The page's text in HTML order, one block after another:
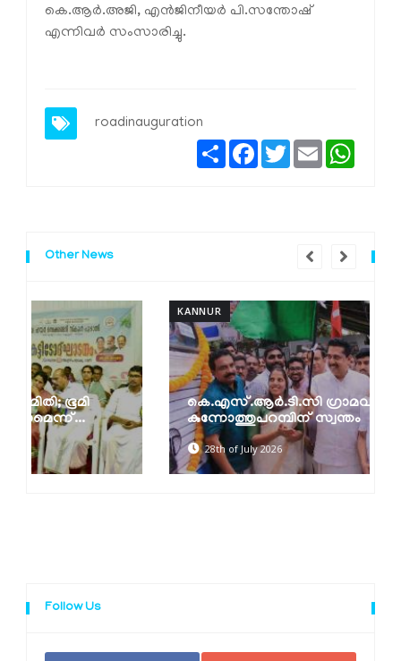
കെ.ആര്‍.അജി, എന്‍ജിനീയര്‍ പി.സന്തോഷ്
എന്നിവര്‍ സംസാരിച്ചു.
roadinauguration
ShareFacebook
TwitterEmail
Other News
KANNUR
കെ.എസ്.ആർ.ടി.സി ഗ്രാമവണ്ടി
കുന്നോത്തുപറമ്പിന് സ്വന്തം
28th of July 2026
Follow Us